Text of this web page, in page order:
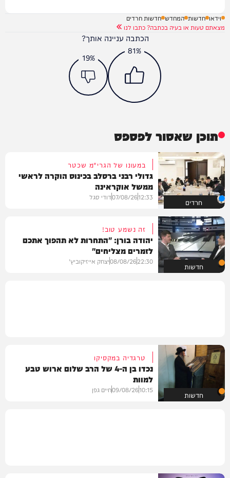
וידאו חדשות המחדש חדשות חרדים
מצאתם טעות או בעיה בכתבה? כתבו לנו
הכתבה עניינה אותך?
81%
19%
תוכן שאסור לפספס
חרדים
במעונו של הגרי"מ שכטר
גדולי רבני ברסלב בכינוס הוקרה לראשי
ממשל אוקראינה
12:33
07/08/26דודי סגל
חדשות
זה נשמע טוב!
יהודה בורן: "התחרות לא תהפוך אתכם
לזמרים מצליחים"
22:30
08/08/26יצחק אייזיקוביץ'
חדשות
טרגדיה במקסיקו
נכדו בן ה-4 של הרב שלום ארוש טבע
למוות
10:15
09/08/26חיים גפן